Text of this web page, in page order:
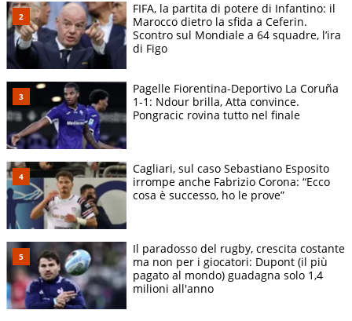
FIFA, la partita di potere di Infantino: il
Marocco dietro la sfida a Ceferin.
Scontro sul Mondiale a 64 squadre, l’ira
di Figo
Pagelle Fiorentina-Deportivo La Coruña
1-1: Ndour brilla, Atta convince.
Pongracic rovina tutto nel finale
Cagliari, sul caso Sebastiano Esposito
irrompe anche Fabrizio Corona: “Ecco
cosa è successo, ho le prove”
Il paradosso del rugby, crescita costante
ma non per i giocatori: Dupont (il più
pagato al mondo) guadagna solo 1,4
milioni all'anno